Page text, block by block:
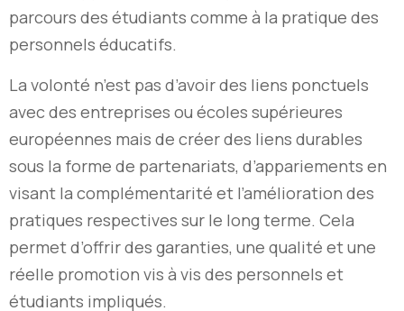
parcours des étudiants comme à la pratique des
personnels éducatifs.
La volonté n’est pas d’avoir des liens ponctuels
avec des entreprises ou écoles supérieures
européennes mais de créer des liens durables
sous la forme de partenariats, d’appariements en
visant la complémentarité et l’amélioration des
pratiques respectives sur le long terme. Cela
permet d’offrir des garanties, une qualité et une
réelle promotion vis à vis des personnels et
étudiants impliqués.